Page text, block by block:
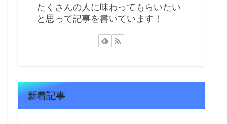
たくさんの人に味わってもらいたい
と思って記事を書いています！
新着記事